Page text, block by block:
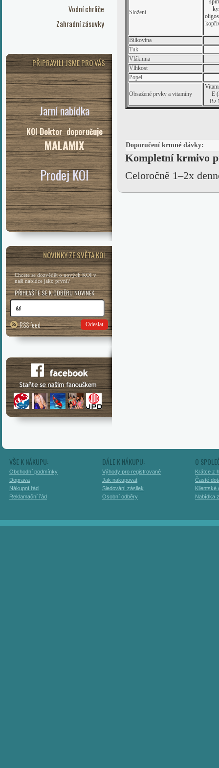
Vodní chrliče
Zahradní zásuvky
PŘIPRAVILI JSME PRO VÁS
Jarní nabídka
KOI Doktor doporučuje
MALAMIX
Prodej KOI
NOVINKY ZE SVĚTA KOI
Chcete se dozvědět o nových KOI v
naší nabídce jako první?
PŘIHLAŠTE SE K ODBĚRU NOVINEK
RSS feed Odeslat
Složení
Bílkovina
Tuk
Vláknina
Vlhkost
Popel
Obsažené prvky a vitamíny
E
B2
Doporučení krmné dávky:
Kompletní krmivo
Celoročně 1–2x
VŠE K NÁKUPU:
Obchodní podmínky
Doprava
Nákupní řád
Reklamační řád
DÁLE K NÁKUPU:
Výhody pro registrované
Jak nakupovat
Sledování zásilek
Osobní odběry
O
Krátce z
Časté
Klientské
Nabídka